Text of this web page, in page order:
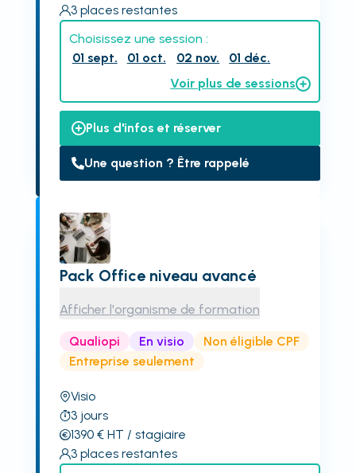
3 places restantes
Choisissez une session :
01 sept.
01 oct. 02 nov.
01 déc.
Voir plus de sessions
Plus d'infos et réserver
Une question ? Être rappelé
Pack Office niveau avancé
Afficher l'organisme de formation
Qualiopi En visio
Non éligible CPF
Entreprise seulement
Visio
3 jours
1390€ HT / stagiaire
3 places restantes